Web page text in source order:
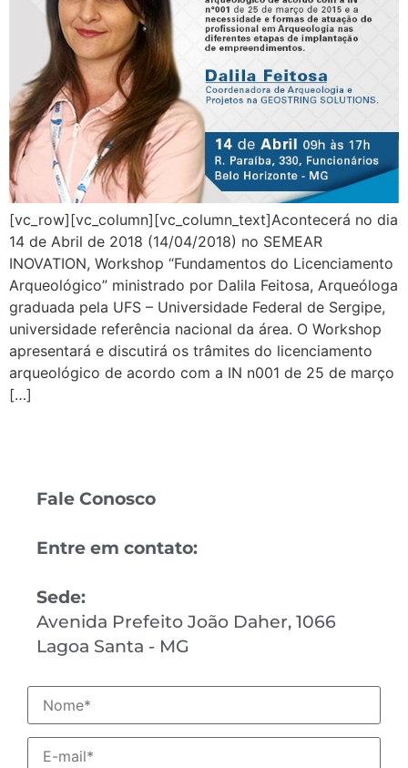
[vc_row][vc_column][vc_column_text]Acontecerá no dia
14 de Abril de 2018 (14/04/2018) no SEMEAR
INOVATION, Workshop “Fundamentos do Licenciamento
Arqueológico” ministrado por Dalila Feitosa, Arqueóloga
graduada pela UFS – Universidade Federal de Sergipe,
universidade referência nacional da área. O Workshop
apresentará e discutirá os trâmites do licenciamento
arqueológico de acordo com a IN n001 de 25 de março
[…]
Fale Conosco
Entre em contato:
Sede:
Avenida Prefeito João Daher, 1066
Lagoa Santa - MG